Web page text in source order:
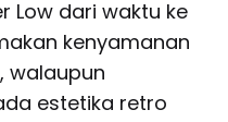
Low dari waktu ke
kenyamanan
walaupun
estetika retro